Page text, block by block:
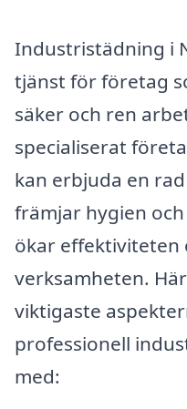
Industristädning i
tjänst för företag
säker och ren
specialiserat
kan erbjuda en
främjar hygien
ökar
verksamheten.
viktigaste
professionell
med: